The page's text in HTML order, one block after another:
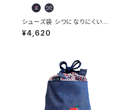
シューズ袋 シワになりにくいラ
クラク素材（クラウン除く）
¥4,620